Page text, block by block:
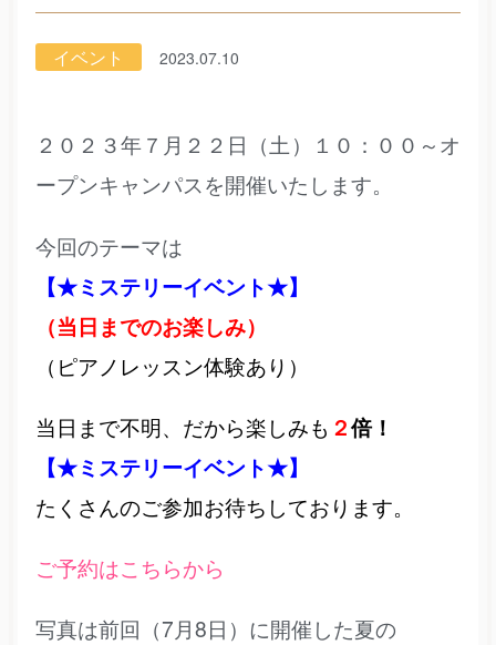
イベント 2023.07.10
２０２３年７月２２日（土）１０：００～オ
ープンキャンパスを開催いたします。
今回のテーマは
【★ミステリーイベント★】
（当日までのお楽しみ）
（ピアノレッスン体験あり）
当日まで不明、だから楽しみも ２倍！
【★ミステリーイベント★】
たくさんのご参加お待ちしております。
ご予約はこちらから
写真は前回（7月8日）に開催した夏の